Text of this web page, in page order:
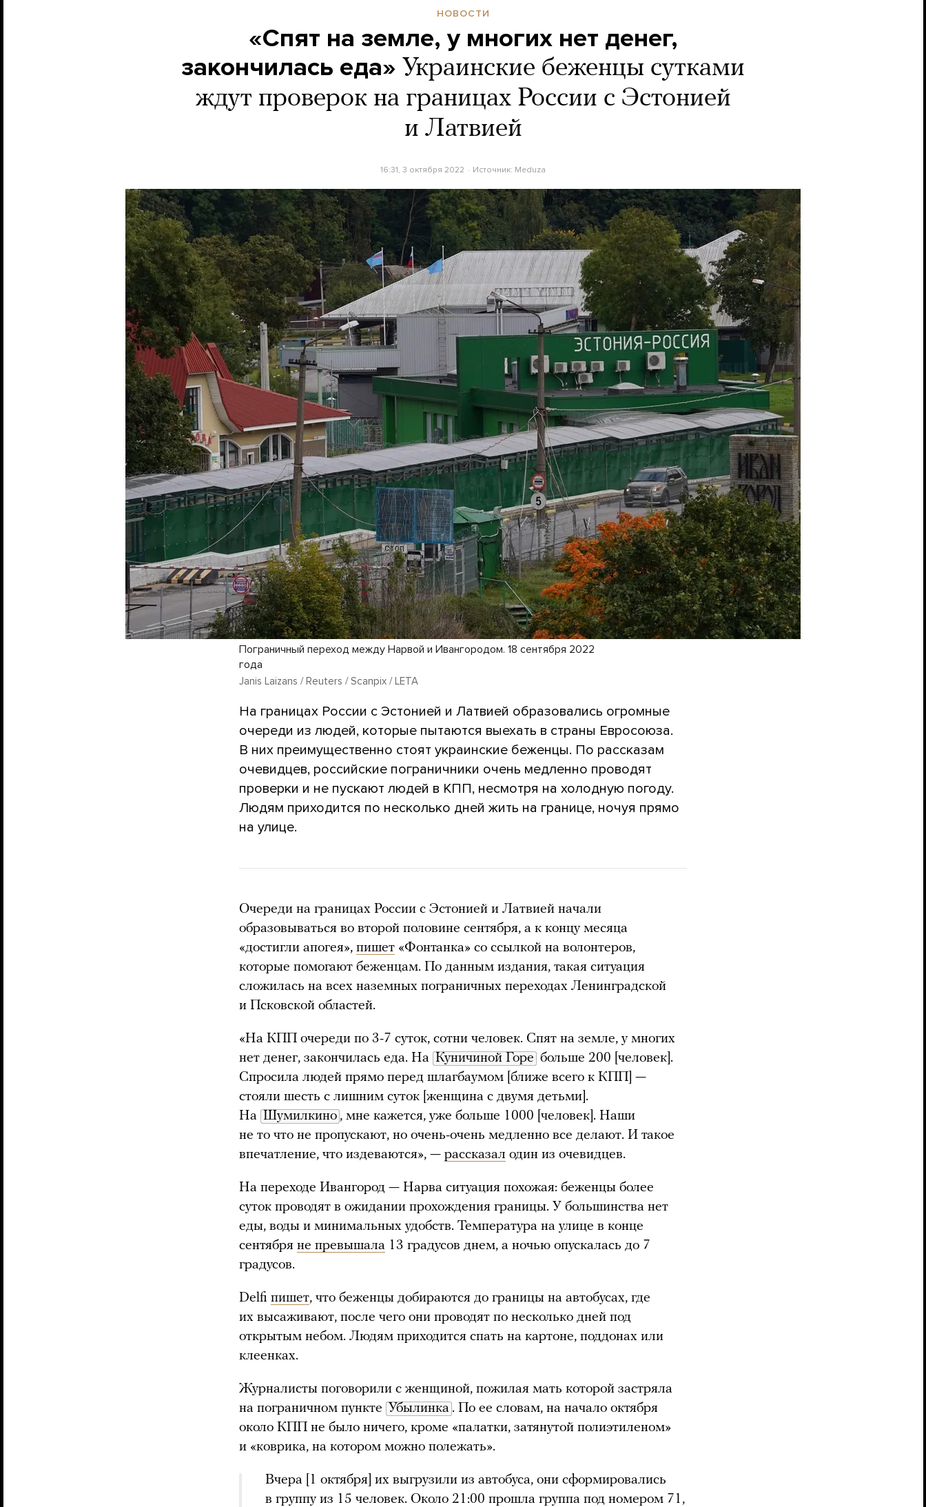
НОВОСТИ
«Спят на земле, у многих нет денег,
закончилась еда» Украинские беженцы сутками
ждут проверок на границах России с Эстонией
и Латвией
16:31, 3 октября 2022 Источник: Meduza
Пограничный переход между Нарвой и Ивангородом. 18 сентября 2022
года
Janis Laizans / Reuters / Scanpix / LETA
На границах России с Эстонией и Латвией образовались огромные
очереди из людей, которые пытаются выехать в страны Евросоюза.
В них преимущественно стоят украинские беженцы. По рассказам
очевидцев, российские пограничники очень медленно проводят
проверки и не пускают людей в КПП, несмотря на холодную погоду.
Людям приходится по несколько дней жить на границе, ночуя прямо
на улице.
Очереди на границах России с Эстонией и Латвией начали
образовываться во второй половине сентября, а к концу месяца
«достигли апогея», пишет «Фонтанка» со ссылкой на волонтеров,
которые помогают беженцам. По данным издания, такая ситуация
сложилась на всех наземных пограничных переходах Ленинградской
и Псковской областей.
«На КПП очереди по 3-7 суток, сотни человек. Спят на земле, у многих
нет денег, закончилась еда. На Куничиной Горе больше 200 [человек].
Спросила людей прямо перед шлагбаумом [ближе всего к КПП] —
стояли шесть с лишним суток [женщина с двумя детьми].
На Шумилкино , мне кажется, уже больше 1000 [человек]. Наши
не то что не пропускают, но очень-очень медленно все делают. И такое
впечатление, что издеваются», — рассказал один из очевидцев.
На переходе Ивангород — Нарва ситуация похожая: беженцы более
суток проводят в ожидании прохождения границы. У большинства нет
еды, воды и минимальных удобств. Температура на улице в конце
сентября не превышала 13 градусов днем, а ночью опускалась до 7
градусов.
Delfi пишет, что беженцы добираются до границы на автобусах, где
их высаживают, после чего они проводят по несколько дней под
открытым небом. Людям приходится спать на картоне, поддонах или
клеенках.
Журналисты поговорили с женщиной, пожилая мать которой застряла
на пограничном пункте Убылинка . По ее словам, на начало октября
около КПП не было ничего, кроме «палатки, затянутой полиэтиленом»
и «коврика, на котором можно полежать».
Вчера [1 октября] их выгрузили из автобуса, они сформировались
в группу из 15 человек. Около 21:00 прошла группа под номером 71,